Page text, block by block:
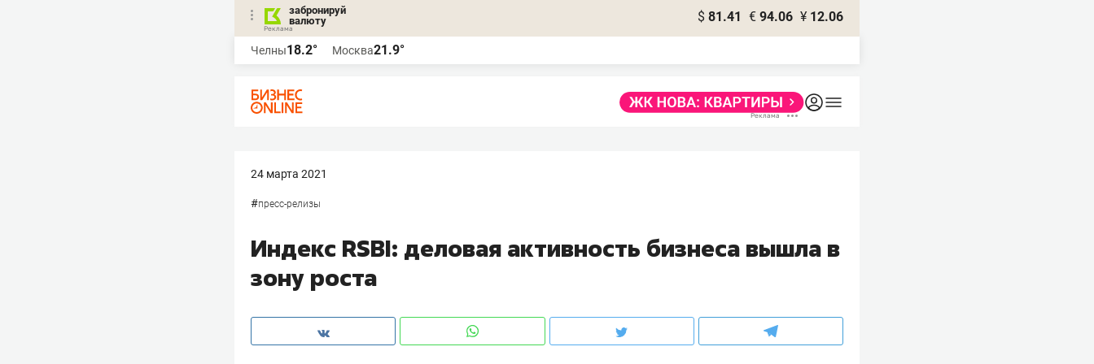
забронируй
валюту
$ 81.41 € 94.06 ¥ 12.06
Челны18.2° Москва21.9°
24 марта 2021
#пресс-релизы
Индекс RSBI: деловая активность бизнеса вышла в
зону роста